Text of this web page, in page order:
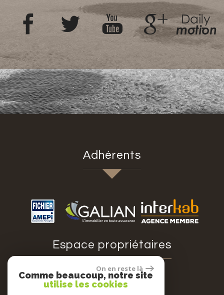
adhérents
espace propriétaires
On en reste là
Comme beaucoup, notre site
utilise les cookies